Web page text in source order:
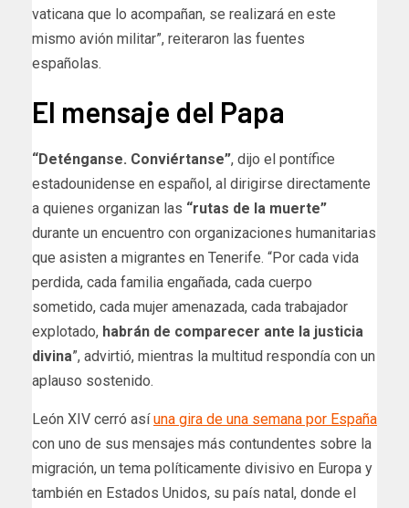
vaticana que lo acompañan, se realizará en este
mismo avión militar”, reiteraron las fuentes
españolas.
El mensaje del Papa
“Deténganse. Conviértanse”, dijo el pontífice
estadounidense en español, al dirigirse directamente
a quienes organizan las “rutas de la muerte”
durante un encuentro con organizaciones humanitarias
que asisten a migrantes en Tenerife. “Por cada vida
perdida, cada familia engañada, cada cuerpo
sometido, cada mujer amenazada, cada trabajador
explotado, habrán de comparecer ante la justicia
divina”, advirtió, mientras la multitud respondía con un
aplauso sostenido.
León XIV cerró asíuna gira de una semana por España
con uno de sus mensajes más contundentes sobre la
migración, un tema políticamente divisivo en Europa y
también en Estados Unidos, su país natal, donde el